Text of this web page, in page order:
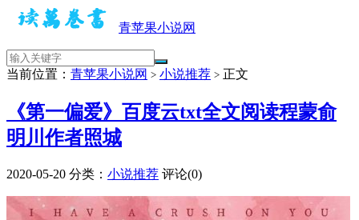
青苹果小说网
当前位置： 青苹果小说网 > 小说推荐 > 正文
《第一偏爱》百度云txt全文阅读程蒙俞
明川作者照城
2020-05-20 分类： 小说推荐 评论(0)